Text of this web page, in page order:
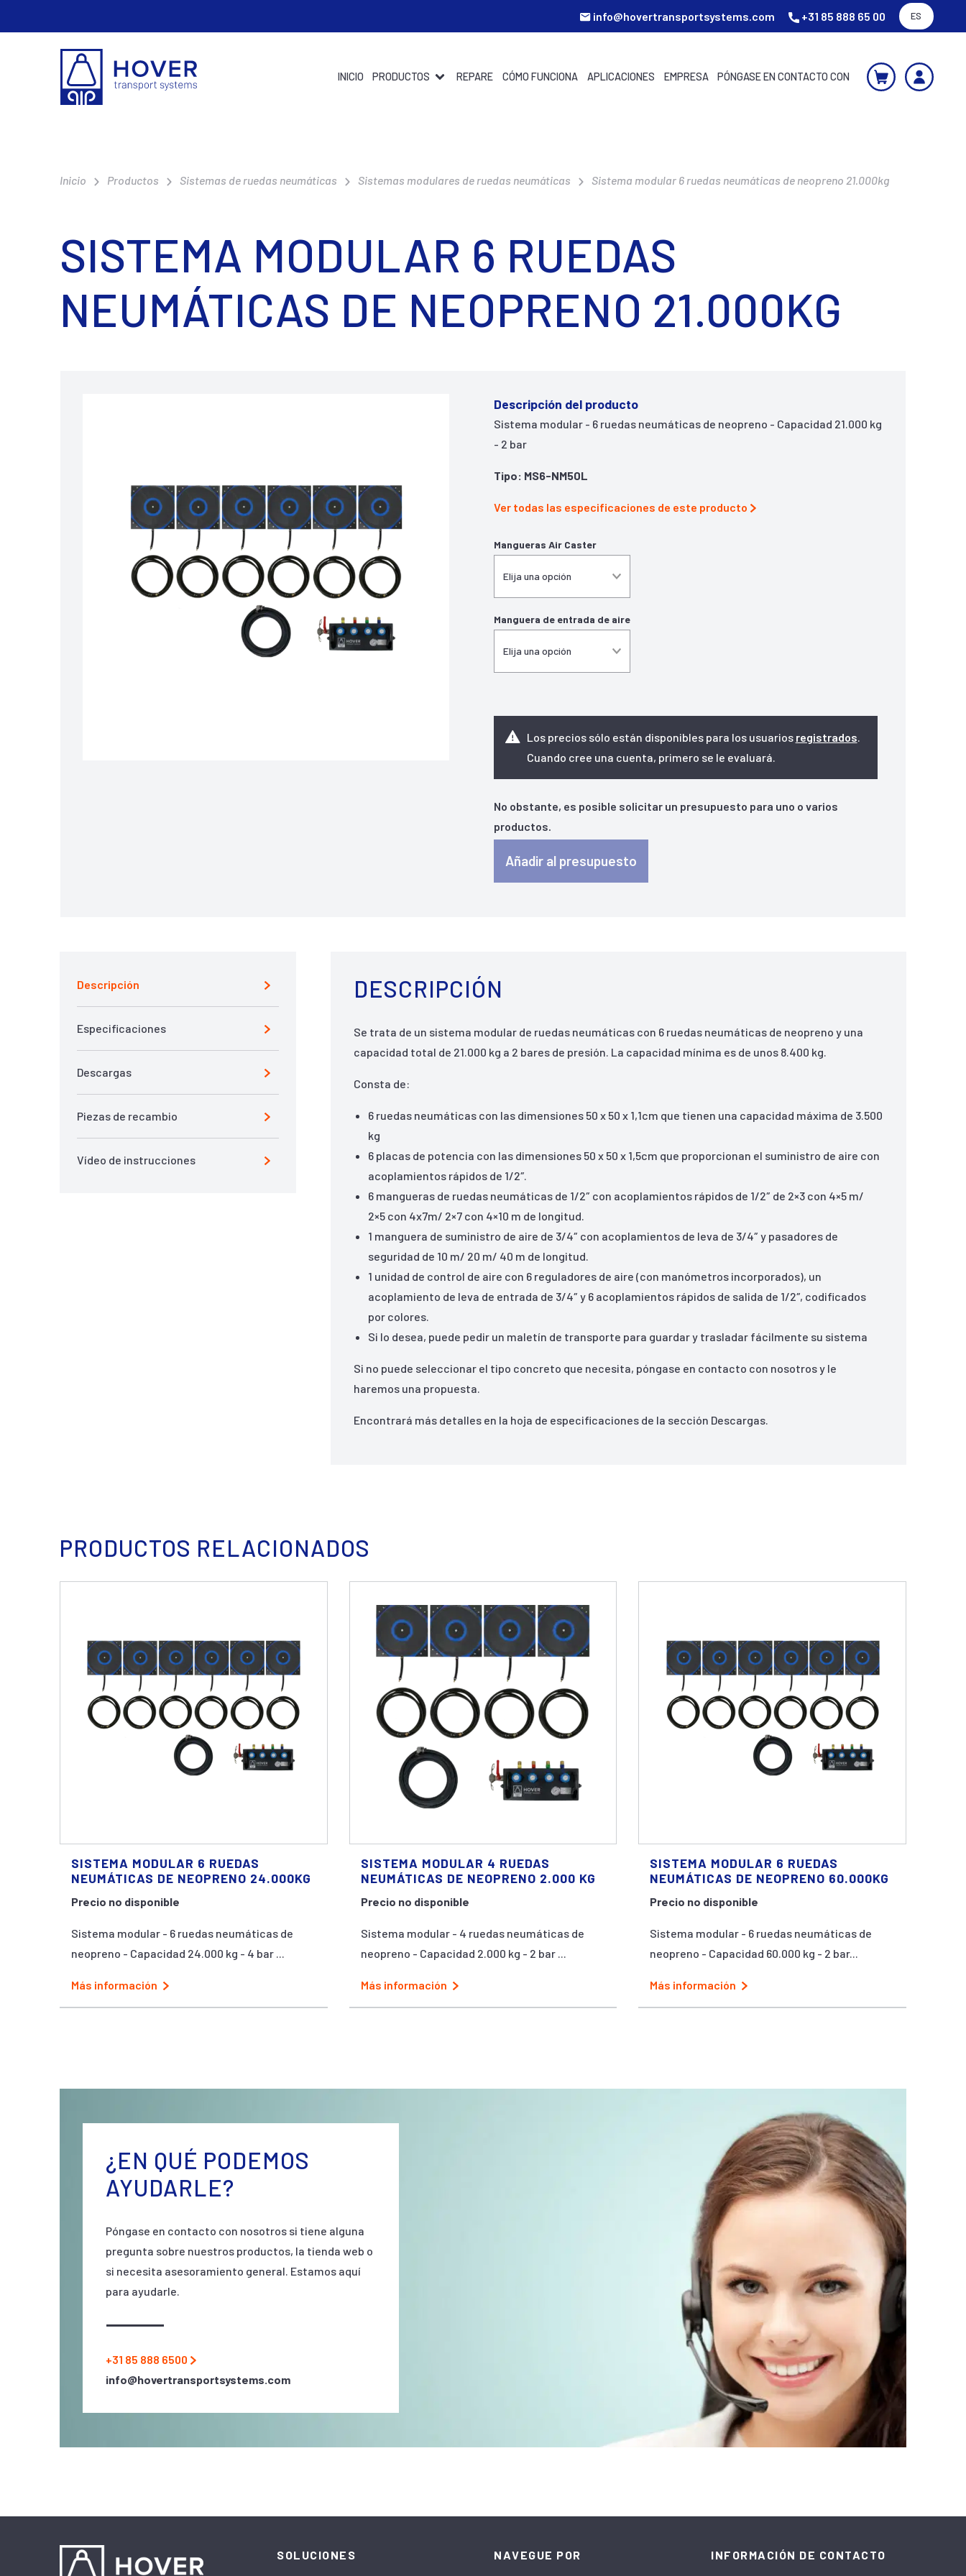
info@hovertransportsystems.com +31 85 888 65 00 ES
INICIO PRODUCTOS REPARE CÓMO FUNCIONA APLICACIONES EMPRESA PÓNGASE EN CONTACTO CON
Inicio Productos Sistemas de ruedas neumáticas Sistemas modulares de ruedas neumáticas Sistema modular 6 ruedas neumáticas de neopreno 21.000kg
SISTEMA MODULAR 6 RUEDAS
NEUMÁTICAS DE NEOPRENO 21.000KG
Descripción del producto
Sistema modular - 6 ruedas neumáticas de neopreno - Capacidad 21.000 kg
- 2 bar
Tipo: MS6-NM50L
Ver todas las especificaciones de este producto
Mangueras Air Caster
Manguera de entrada de aire
Los precios sólo están disponibles para los usuarios registrados.
Cuando cree una cuenta, primero se le evaluará.
No obstante, es posible solicitar un presupuesto para uno o varios
productos.
Añadir al presupuesto
Descripción
Especificaciones
Descargas
Piezas de recambio
Vídeo de instrucciones
DESCRIPCIÓN
Se trata de un sistema modular de ruedas neumáticas con 6 ruedas neumáticas de neopreno y una
capacidad total de 21.000 kg a 2 bares de presión. La capacidad mínima es de unos 8.400 kg.
Consta de:
6 ruedas neumáticas con las dimensiones 50 x 50 x 1,1cm que tienen una capacidad máxima de 3.500
kg
6 placas de potencia con las dimensiones 50 x 50 x 1,5cm que proporcionan el suministro de aire con
acoplamientos rápidos de 1/2″.
6 mangueras de ruedas neumáticas de 1/2″ con acoplamientos rápidos de 1/2″ de 2×3 con 4×5 m/
2×5 con 4x7m/ 2×7 con 4×10 m de longitud.
1 manguera de suministro de aire de 3/4″ con acoplamientos de leva de 3/4″ y pasadores de
seguridad de 10 m/ 20 m/ 40 m de longitud.
1 unidad de control de aire con 6 reguladores de aire (con manómetros incorporados), un
acoplamiento de leva de entrada de 3/4″ y 6 acoplamientos rápidos de salida de 1/2″, codificados
por colores.
Si lo desea, puede pedir un maletín de transporte para guardar y trasladar fácilmente su sistema
Si no puede seleccionar el tipo concreto que necesita, póngase en contacto con nosotros y le
haremos una propuesta.
Encontrará más detalles en la hoja de especificaciones de la sección Descargas.
PRODUCTOS RELACIONADOS
SISTEMA MODULAR 6 RUEDAS
NEUMÁTICAS DE NEOPRENO 24.000KG
Precio no disponible
Sistema modular - 6 ruedas neumáticas de
neopreno - Capacidad 24.000 kg - 4 bar ...
Más información
SISTEMA MODULAR 4 RUEDAS
NEUMÁTICAS DE NEOPRENO 2.000 KG
Precio no disponible
Sistema modular - 4 ruedas neumáticas de
neopreno - Capacidad 2.000 kg - 2 bar ...
Más información
SISTEMA MODULAR 6 RUEDAS
NEUMÁTICAS DE NEOPRENO 60.000KG
Precio no disponible
Sistema modular - 6 ruedas neumáticas de
neopreno - Capacidad 60.000 kg - 2 bar...
Más información
¿EN QUÉ PODEMOS
AYUDARLE?
Póngase en contacto con nosotros si tiene alguna
pregunta sobre nuestros productos, la tienda web o
si necesita asesoramiento general. Estamos aquí
para ayudarle.
+31 85 888 6500
info@hovertransportsystems.com
SOLUCIONES NAVEGUE POR INFORMACIÓN DE CONTACTO